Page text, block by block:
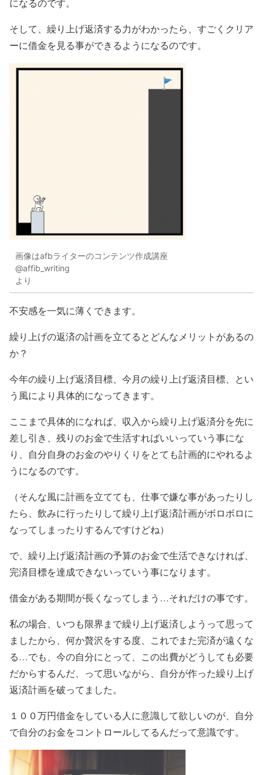
そして、繰り上げ返済する力がわかったら、すごくクリア
ーに借金を見る事ができるようになるのです。
画像はafbライターのコンテンツ作成講座
@affib_writing
より
不安感を一気に薄くできます。
繰り上げの返済の計画を立てるとどんなメリットがあるの
か？
今年の繰り上げ返済目標、今月の繰り上げ返済目標、とい
う風により具体的になってきます。
ここまで具体的になれば、収入から繰り上げ返済分を先に
差し引き、残りのお金で生活すればいいっていう事にな
り、自分自身のお金のやりくりをとても計画的にやれるよ
うになるのです。
（そんな風に計画を立てても、仕事で嫌な事があったりし
たら、飲みに行ったりして繰り上げ返済計画がボロボロに
なってしまったりするんですけどね）
で、繰り上げ返済計画の予算のお金で生活できなければ、
完済目標を達成できないっていう事になります。
借金がある期間が長くなってしまう…それだけの事です。
私の場合、いつも限界まで繰り上げ返済しようって思って
ましたから、何か贅沢をする度、これでまた完済が遠くな
る…でも、今の自分にとって、この出費がどうしても必要
だからするんだ、って思いながら、自分が作った繰り上げ
返済計画を破ってました。
１００万円借金をしている人に意識して欲しいのが、 自分
で自分のお金をコントロールしてるんだって意識です。